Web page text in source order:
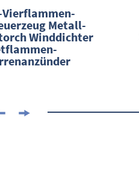
Metall-
Winddichter